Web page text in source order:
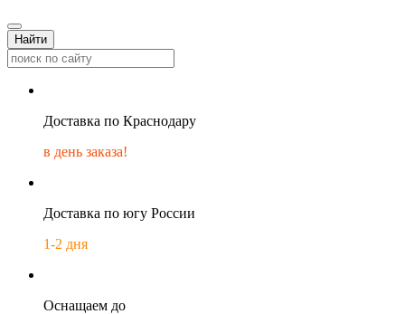
Найти
Доставка по Краснодару
в день заказа!
Доставка по югу России
1-2 дня
Оснащаем до